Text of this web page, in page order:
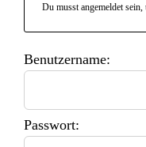
Du musst angemeldet
Benutzername:
Passwort: